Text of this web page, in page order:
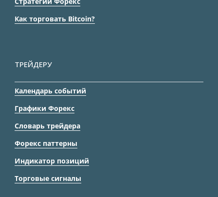
Как торговать Bitcoin?
ТРЕЙДЕРУ
Календарь событий
Графики Форекс
Словарь трейдера
Форекс паттерны
Индикатор позиций
Торговые сигналы